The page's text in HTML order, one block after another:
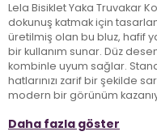
Lela Bisiklet Yaka Truvakar
dokunuş katmak için
üretilmiş olan bu bluz, hafif
bir kullanım sunar. Düz
kombinle uyum sağlar.
hatlarınızı zarif bir şekilde
modern bir görünüm
giyim seçenekleriyle
mevsiminde ferah bir giyim
Daha fazla göster